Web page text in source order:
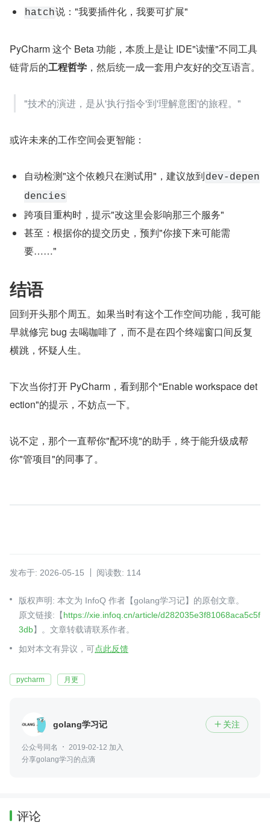
hatch说："我要插件化，我要可扩展"
PyCharm 这个 Beta 功能，本质上是让 IDE"读懂"不同工具
链背后的工程哲学 ，然后统一成一套用户友好的交互语言。
"技术的演进，是从'执行指令'到'理解意图'的旅程。"
或许未来的工作空间会更智能：
自动检测"这个依赖只在测试用"，建议放到dev-depen
dencies
跨项目重构时，提示"改这里会影响那三个服务"
甚至：根据你的提交历史，预判"你接下来可能需
要……"
结语
回到开头那个周五。如果当时有这个工作空间功能，我可能
早就修完 bug 去喝咖啡了，而不是在四个终端窗口间反复
横跳，怀疑人生。
下次当你打开 PyCharm，看到那个"Enable workspace det
ection"的提示，不妨点一下。
说不定，那个一直帮你"配环境"的助手，终于能升级成帮
你"管项目"的同事了。
发布于: 2026-05-15 阅读数: 114
版权声明: 本文为 InfoQ 作者【golang学习记】的原创文章。
原文链接:【https://xie.infoq.cn/article/d282035e3f81068aca5c5f
3db】。文章转载请联系作者。
如对本文有异议，可点此反馈
pycharm 月更
golang学习记  关注
公众号同名
2019-02-12 加入
分享golang学习的点滴
评论